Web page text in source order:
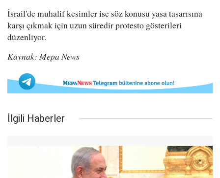
İsrail'de muhalif kesimler ise söz konusu yasa tasarısına
karşı çıkmak için uzun süredir protesto gösterileri
düzenliyor.
Kaynak: Mepa News
İlgili Haberler